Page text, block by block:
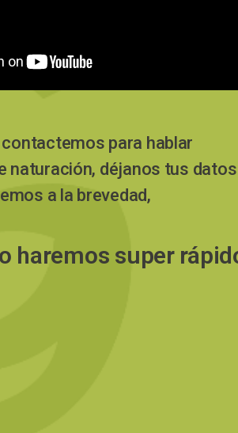
para hablar
naturación, déjanos tus datos
a la brevedad,
haremos super